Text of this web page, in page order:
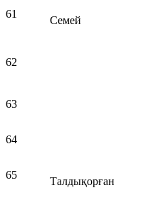
Семей
61
62
63
64
Талдықорған
65